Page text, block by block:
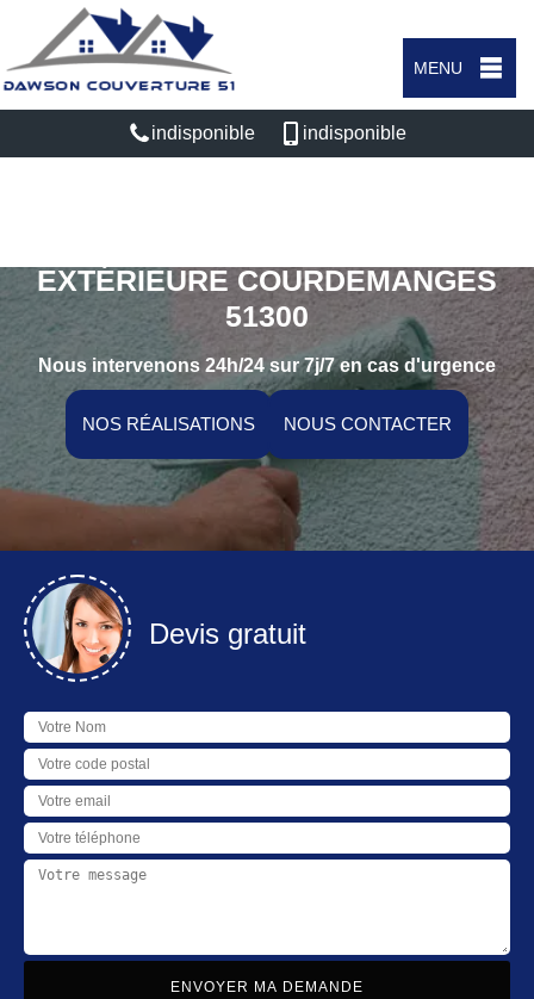
MENU
indisponible indisponible
EXTÉRIEURE COURDEMANGES
51300
Nous intervenons 24h/24 sur 7j/7 en cas d'urgence
NOS RÉALISATIONS NOUS CONTACTER
Devis gratuit